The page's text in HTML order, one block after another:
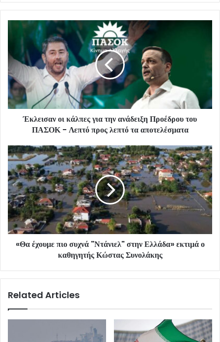
Έκλεισαν οι κάλπες για την ανάδειξη Προέδρου του
ΠΑΣΟΚ - Λεπτό προς λεπτό τα αποτελέσματα
«Θα έχουμε πιο συχνά "Ντάνιελ" στην Ελλάδα» εκτιμά ο
καθηγητής Κώστας Συνολάκης
Related Articles